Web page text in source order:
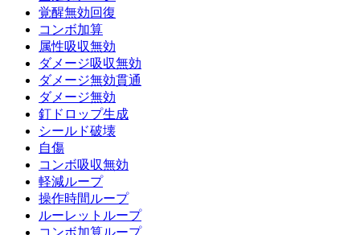
覚醒無効回復
コンボ加算
属性吸収無効
ダメージ吸収無効
ダメージ無効貫通
ダメージ無効
釘ドロップ生成
シールド破壊
自傷
コンボ吸収無効
軽減ループ
操作時間ループ
ルーレットループ
コンボ加算ループ